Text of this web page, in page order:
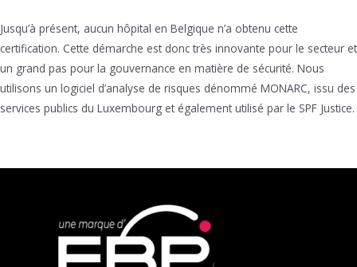
Jusqu’à présent, aucun hôpital en Belgique n’a obtenu cette
certification. Cette démarche est donc très innovante pour le secteur et
un grand pas pour la gouvernance en matière de sécurité. Nous
utilisons un logiciel d’analyse de risques dénommé MONARC, issu des
services publics du Luxembourg et également utilisé par le SPF Justice.